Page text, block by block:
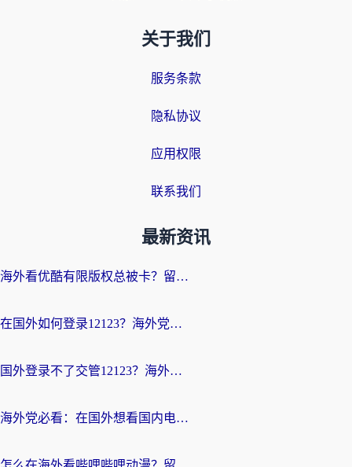
关于我们
服务条款
隐私协议
应用权限
联系我们
最新资讯
海外看优酷有限版权总被卡？留学生亲测有效的回国加速器选择指南
在国外如何登录12123？海外党必备的回国加速实用指南
国外登录不了交管12123？海外华人亲测有效的回国加速器选择指南
海外党必看：在国外想看国内电视剧用什么软件？3步解决地域限制